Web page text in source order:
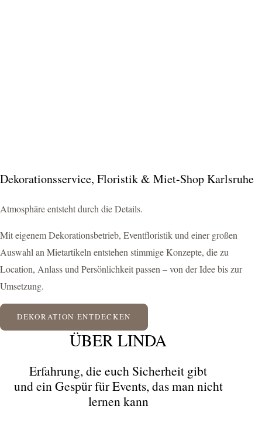
Dekorationsservice, Floristik & Miet-Shop Karlsruhe
Atmosphäre entsteht durch die Details.
Mit eigenem Dekorationsbetrieb, Eventfloristik und einer großen
Auswahl an Mietartikeln entstehen stimmige Konzepte, die zu
Location, Anlass und Persönlichkeit passen – von der Idee bis zur
Umsetzung.
DEKORATION ENTDECKEN
ÜBER LINDA
Erfahrung, die euch Sicherheit gibt
und ein Gespür für Events, das man nicht
lernen kann